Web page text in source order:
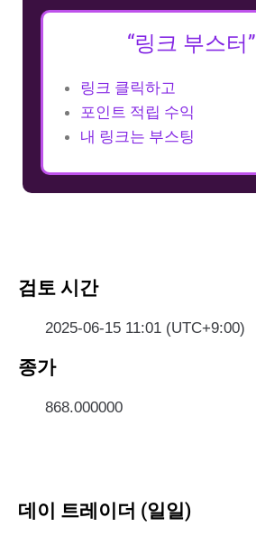
“링크 부스터”
링크 클릭하고
포인트 적립 수익
내 링크는 부스팅
검토 시간
2025-06-15 11:01 (UTC+9:00)
종가
868.000000
데이 트레이더 (일일)